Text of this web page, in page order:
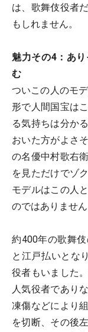
は、歌舞伎役者
もしれません。
魅力その4：あ
む
ついこの人のモ
形で人間国宝は
る気持ちは分か
おいた方がよさ
の名優中村歌右
を見ただけでゾ
モデルはこの人
のではありません
約400年の歌舞
と江戸払いとな
役者もいました
人気役者であり
凍傷などにより
を切断、その後